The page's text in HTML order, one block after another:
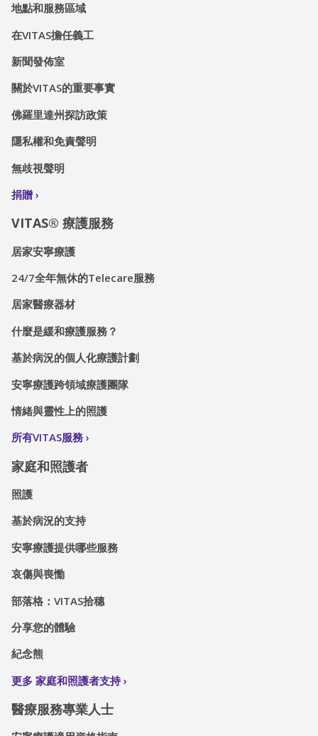
地點和服務區域
在VITAS擔任義工
新聞發佈室
關於VITAS的重要事實
佛羅里達州探訪政策
隱私權和免責聲明
無歧視聲明
捐贈
VITAS® 療護服務
居家安寧療護
24/7全年無休的Telecare服務
居家醫療器材
什麼是緩和療護服務？
基於病況的個人化療護計劃
安寧療護跨領域療護團隊
情緒與靈性上的照護
所有VITAS服務
家庭和照護者
照護
基於病況的支持
安寧療護提供哪些服務
哀傷與喪慟
部落格：VITAS拾穗
分享您的體驗
紀念熊
更多 家庭和照護者支持
醫療服務專業人士